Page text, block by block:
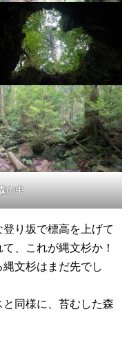
の中
り坂で標高を上げて
、これが縄文杉か！
文杉はまだ先でし
同様に、苔むした森